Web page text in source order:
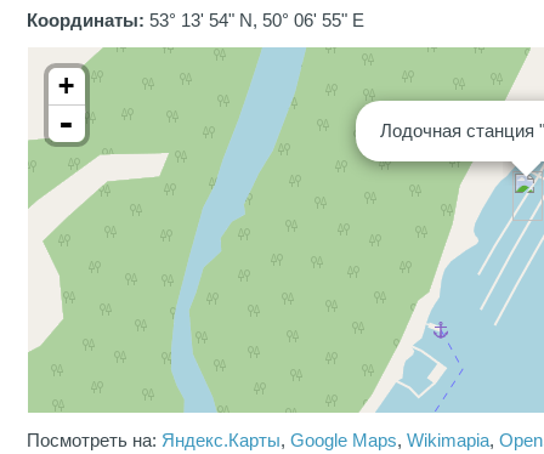
Координаты: 53° 13' 54" N, 50° 06' 55" E
Лодочная станция
+
-
Посмотреть на: Яндекс.Карты,Google Maps,Wikimapia,